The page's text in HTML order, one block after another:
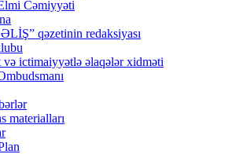
Cəmiyyəti
qəzetinin redaksiyası
və ictimaiyyətlə əlaqələr xidməti
materialları